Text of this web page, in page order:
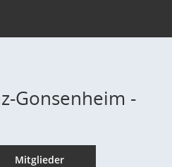
Gonsenheim -
Mitglieder